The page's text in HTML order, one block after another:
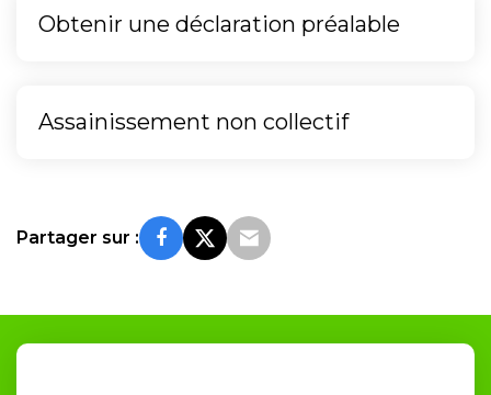
Obtenir une déclaration préalable
Assainissement non collectif
Partager sur :